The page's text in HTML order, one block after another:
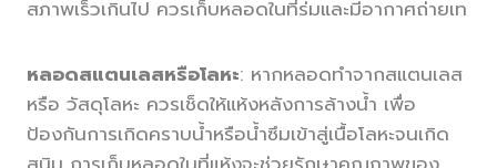
สภาพเร็วเกินไป ควรเก็บหลอดในที่ร่มและมีอากาศถ่ายเท
หลอดสแตนเลสหรือโลหะ: หากหลอดทำจากสแตนเลส
หรือ วัสดุโลหะ ควรเช็ดให้แห้งหลังการล้างน้ำ เพื่อ
ป้องกันการเกิดคราบน้ำหรือน้ำซึมเข้าสู่เนื้อโลหะจนเกิด